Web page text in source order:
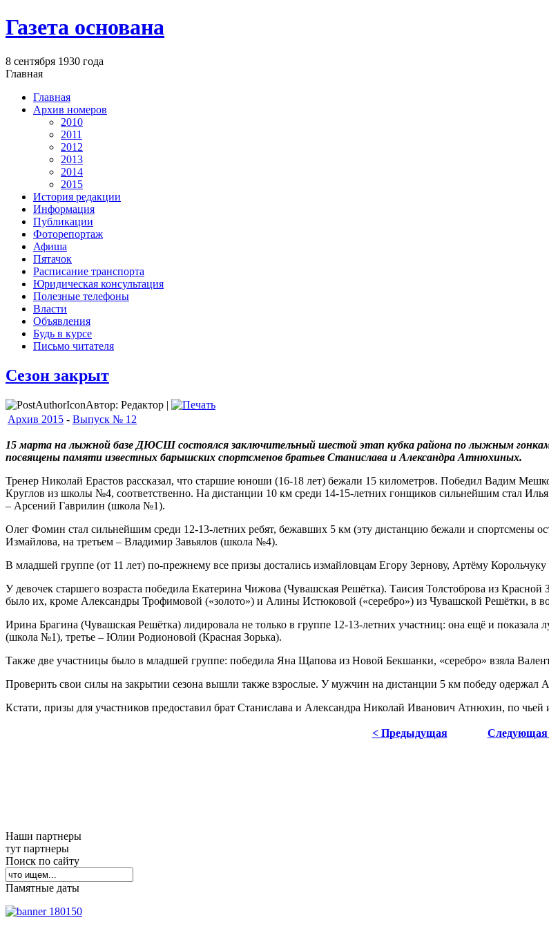
Газета основана
8 сентября 1930 года
Главная
Главная
Архив номеров
2010
2011
2012
2013
2014
2015
История редакции
Информация
Публикации
Фоторепортаж
Афиша
Пятачок
Расписание транспорта
Юридическая консультация
Полезные телефоны
Власти
Объявления
Будь в курсе
Письмо читателя
Сезон закрыт
Автор: Редактор |
Архив 2015 - Выпуск № 12
15 марта на лыжной базе ДЮСШ состоялся заключительный шестой этап кубка района по лыжным
посвящены памяти известных барышских спортсменов братьев Станислава и Александра Атнюхиных.
Тренер Николай Ерастов рассказал, что старшие юноши (16-18 лет) бежали 15 километров. Победил Вадим
Круглов из школы №4, соответственно. На дистанции 10 км среди 14-15-летних гонщиков сильнейшим стал
– Арсений Гаврилин (школа №1).
Олег Фомин стал сильнейшим среди 12-13-летних ребят, бежавших 5 км (эту дистанцию бежали и спортсмены
Измайлова, на третьем – Владимир Завьялов (школа №4).
В младшей группе (от 11 лет) по-прежнему все призы достались измайловцам Егору Зернову, Артёму
У девочек старшего возраста победила Екатерина Чижова (Чувашская Решётка). Таисия Толстоброва из
было их, кроме Александры Трофимовой («золото») и Алины Истюковой («серебро») из Чувашской Решётки, в
Ирина Брагина (Чувашская Решётка) лидировала не только в группе 12-13-летних участниц: она ещё и
(школа №1), третье – Юлии Родионовой (Красная Зорька).
Также две участницы было в младшей группе: победила Яна Щапова из Новой Бекшанки, «серебро» взяла
Проверить свои силы на закрытии сезона вышли также взрослые. У мужчин на дистанции 5 км победу одержал
Кстати, призы для участников предоставил брат Станислава и Александра Николай Иванович Атнюхин, по
< Предыдущая Следующая
Наши партнеры
тут партнеры
Поиск по сайту
Памятные даты